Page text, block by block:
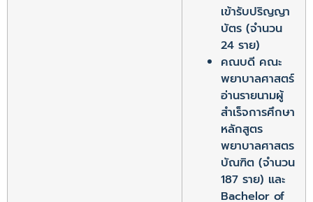
เข้ารับปริญญา
บัตร (จำนวน
24 ราย)
คณบดี คณะ
พยาบาลศาสตร์
อ่านรายนามผู้
สำเร็จการศึกษา
หลักสูตร
พยาบาลศาสตร
บัณฑิต (จำนวน
187 ราย) และ
Bachelor of